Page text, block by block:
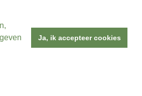
Ja, ik accepteer cookies